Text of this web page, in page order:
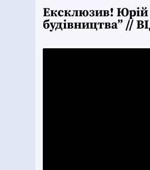
Ексклюзив! Юрій
будівництва” //